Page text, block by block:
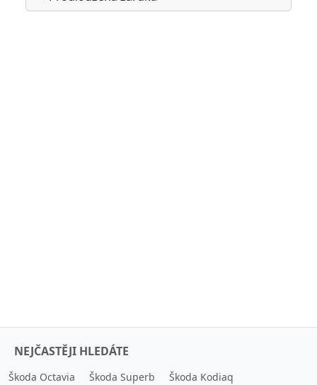
NEJČASTĚJI HLEDÁTE
Škoda Octavia Škoda Superb
Škoda Kodiaq